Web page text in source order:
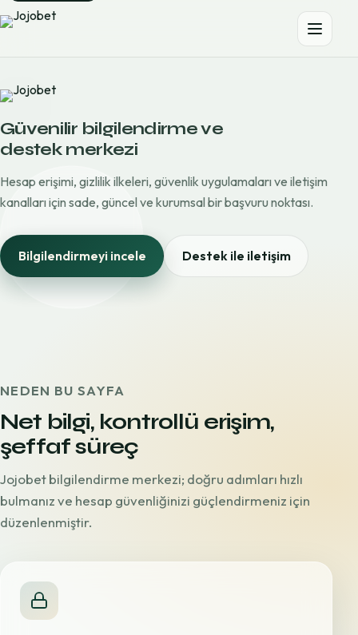
Güvenilir bilgilendirme ve
destek merkezi
Hesap erişimi, gizlilik ilkeleri, güvenlik uygulamaları ve iletişim
kanalları için sade, güncel ve kurumsal bir başvuru noktası.
Bilgilendirmeyi incele Destek ile iletişim
NEDEN BU SAYFA
Net bilgi, kontrollü erişim,
şeffaf süreç
Jojobet bilgilendirme merkezi; doğru adımları hızlı
bulmanız ve hesap güvenliğinizi güçlendirmeniz için
düzenlenmiştir.